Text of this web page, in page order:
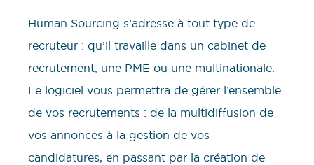
Human Sourcing s’adresse à tout type de
recruteur : qu’il travaille dans un cabinet de
recrutement, une PME ou une multinationale.
Le logiciel vous permettra de gérer l’ensemble
de vos recrutements : de la multidiffusion de
vos annonces à la gestion de vos
candidatures, en passant par la création de